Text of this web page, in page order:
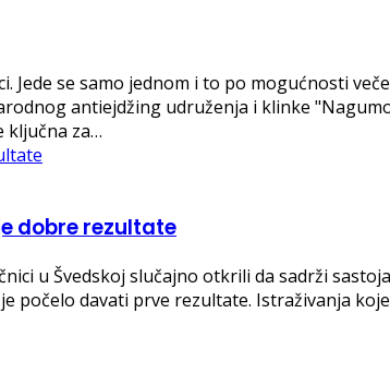
se samo jednom i to po mogućnosti
antiejdžing udruženja i klinke
ključna za…
dobre rezultate
u Švedskoj slučajno otkrili da sadrži
počelo davati prve rezultate. Istraživanja